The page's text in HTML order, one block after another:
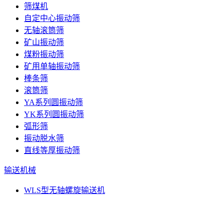
筛煤机
自定中心振动筛
无轴滚筒筛
矿山振动筛
煤粉振动筛
矿用单轴振动筛
棒条筛
滚筒筛
YA系列圆振动筛
YK系列圆振动筛
弧形筛
振动脱水筛
直线等厚振动筛
输送机械
WLS型无轴螺旋输送机